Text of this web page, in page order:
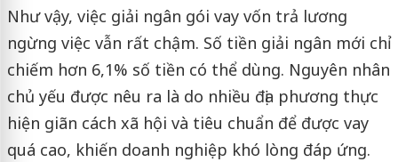
Như vậy, việc giải ngân gói vay vốn trả lương
ngừng việc vẫn rất chậm. Số tiền giải ngân mới chỉ
chiếm hơn 6,1% số tiền có thể dùng. Nguyên nhân
chủ yếu được nêu ra là do nhiều địa phương thực
hiện giãn cách xã hội và tiêu chuẩn để được vay
quá cao, khiến doanh nghiệp khó lòng đáp ứng.